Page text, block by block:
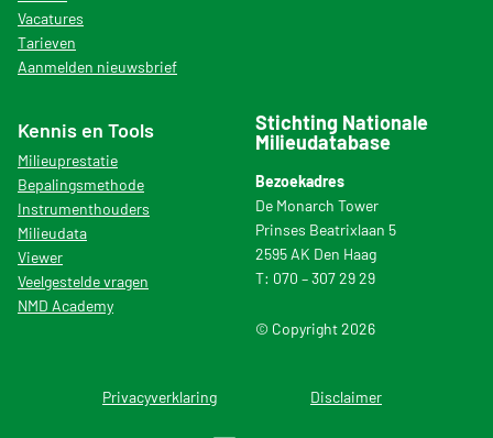
Vacatures
Tarieven
Aanmelden nieuwsbrief
Kennis en Tools
Milieuprestatie
Bepalingsmethode
Instrumenthouders
Milieudata
Viewer
Veelgestelde vragen
NMD Academy
Stichting Nationale
Milieudatabase
Bezoekadres
De Monarch Tower
Prinses Beatrixlaan 5
2595 AK Den Haag
T: 070 – 307 29 29
© Copyright 2026
Privacyverklaring Disclaimer